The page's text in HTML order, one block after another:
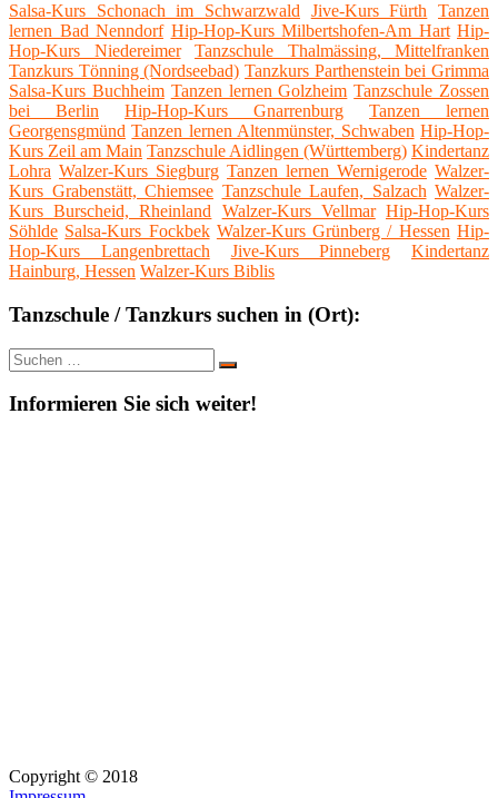
Salsa-Kurs Schonach im Schwarzwald Jive-Kurs Fürth
Tanzen
lernen Bad Nenndorf Hip-Hop-Kurs Milbertshofen-Am Hart Hip-
Hop-Kurs Niedereimer
Tanzschule Thalmässing, Mittelfranken
Tanzkurs Tönning (Nordseebad) Tanzkurs Parthenstein bei Grimma
Salsa-Kurs Buchheim Tanzen lernen Golzheim Tanzschule Zossen
bei Berlin
Hip-Hop-Kurs Gnarrenburg
Tanzen lernen
Georgensgmünd Tanzen lernen Altenmünster, Schwaben Hip-Hop-
Kurs Zeil am Main Tanzschule Aidlingen (Württemberg) Kindertanz
Lohra Walzer-Kurs Siegburg Tanzen lernen Wernigerode Walzer-
Kurs Grabenstätt, Chiemsee Tanzschule Laufen, Salzach Walzer-
Kurs Burscheid, Rheinland
Walzer-Kurs Vellmar Hip-Hop-Kurs
Söhlde Salsa-Kurs Fockbek Walzer-Kurs Grünberg / Hessen Hip-
Hop-Kurs Langenbrettach
Jive-Kurs Pinneberg
Kindertanz
Hainburg, Hessen Walzer-Kurs Biblis
Tanzschule / Tanzkurs suchen in (Ort):
Suche
nach:
Suchen
Informieren Sie sich weiter!
Copyright © 2018